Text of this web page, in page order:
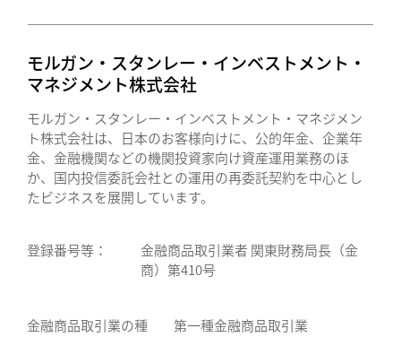
モルガン・スタンレー・インベストメント・
マネジメント株式会社
モルガン・スタンレー・インベストメント・マネジメン
ト株式会社は、日本のお客様向けに、公的年金、企業年
金、金融機関などの機関投資家向け資産運用業務のほ
か、国内投信委託会社との運用の再委託契約を中心とし
たビジネスを展開しています。
登録番号等：
金融商品取引業者 関東財務局長（金
商）第410号
金融商品取引業の種
第一種金融商品取引業